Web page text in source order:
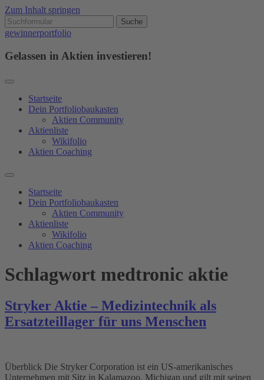
Zum Inhalt springen
gewinnerportfolio
Gelassen in Aktien investieren!
Startseite
Dein Portfoliobaukasten
Aktien Community
Aktienliste
Wikifolio
Aktien Coaching
Startseite
Dein Portfoliobaukasten
Aktien Community
Aktienliste
Wikifolio
Aktien Coaching
Schlagwort medtronic aktie
Stryker Aktie – Medizintechnik als
Ersatzteillager für uns Menschen
Überblick Die Stryker Corporation ist ein US-amerikanisches
Unternehmen mit Sitz in Kalamazoo, Michigan und gilt mit seinen